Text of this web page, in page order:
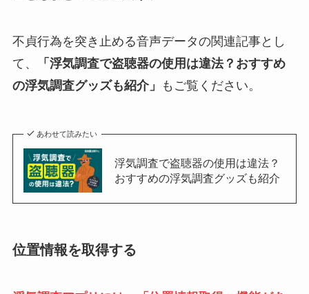
不貞行為を突き止める音声データの関連記事とし
て、
「浮気調査で盗聴器の使用は違法？ おすすめ
の浮気調査グッズも紹介」
もご覧ください。
あわせて読みたい
浮気調査で盗聴器の使用は違法？
おすすめの浮気調査グッズも紹介
位置情報を取得する